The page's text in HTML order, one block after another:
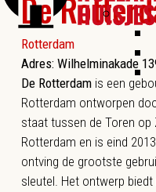
De
Rotterdam
Adres: Wilhelminakade
De Rotterdamis een
Rotterdam ontworpen
staat tussen de Toren op
Rotterdam en is eind
ontving de grootste
sleutel. Het ontwerp